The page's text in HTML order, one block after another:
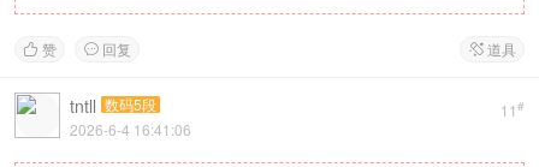
 赞  回复  道具
11 #
tntll 数码5段
2026-6-4 16:41:06